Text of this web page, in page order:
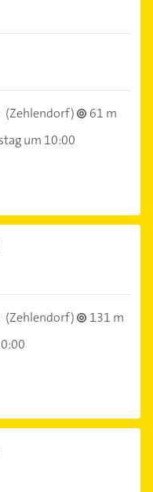
(Zehlendorf)
61 m
um 10:00
(Zehlendorf)
131 m